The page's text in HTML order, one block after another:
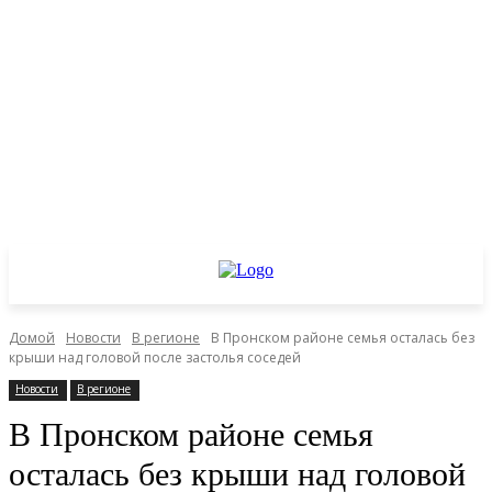
Домой Новости В регионе
В Пронском районе семья осталась без
крыши над головой после застолья соседей
Новости В регионе
В Пронском районе семья
осталась без крыши над головой